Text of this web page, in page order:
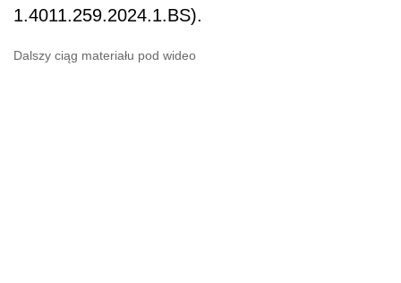
1.4011.259.2024.1.BS).
Dalszy ciąg materiału pod wideo